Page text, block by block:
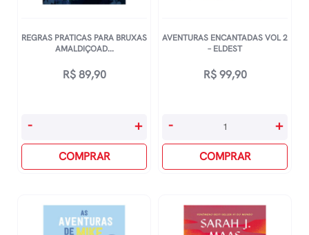
REGRAS PRATICAS PARA BRUXAS
AMALDIÇOAD...
R$89,90
Regras
Bruxas
quantidade
- +
COMPRAR
AVENTURAS ENCANTADAS VOL 2
– ELDEST
R$99,90
Aventuras
2
Eldest
quantidade
- +
COMPRAR